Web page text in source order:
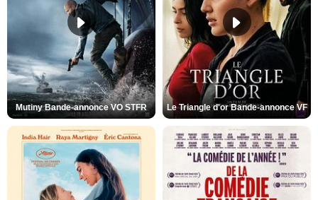
Mutiny Bande-annonce VO STFR Le Triangle d'or Bande-annonce VF